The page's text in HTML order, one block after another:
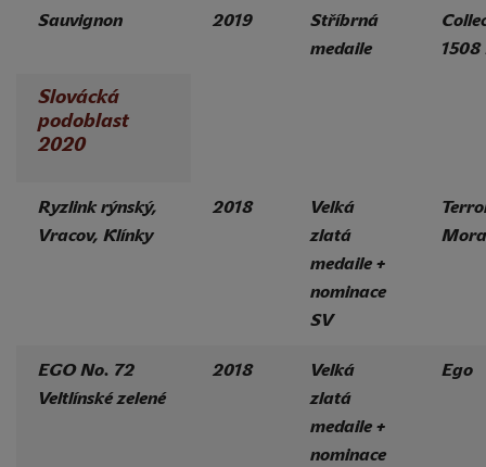
Sauvignon 2019
Stříbrná
medaile
1508
Slovácká
podoblast
2020
Ryzlink rýnský,
Vracov, Klínky
2018
Velká
zlatá
medaile +
nominace
SV
EGO No. 72
Veltlínské zelené
2018
Velká
zlatá
medaile +
nominace
Ego